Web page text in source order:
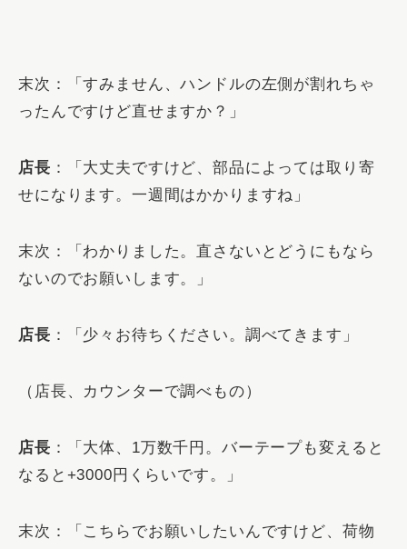
末次：「すみません、ハンドルの左側が割れちゃ
ったんですけど直せますか？」
店長 ：「大丈夫ですけど、部品によっては取り寄
せになります。一週間はかかりますね」
末次：「わかりました。直さないとどうにもなら
ないのでお願いします。」
店長 ：「少々お待ちください。調べてきます」
（店長、カウンターで調べもの）
店長 ：「大体、1万数千円。バーテープも変えると
なると+3000円くらいです。」
末次：「こちらでお願いしたいんですけど、荷物